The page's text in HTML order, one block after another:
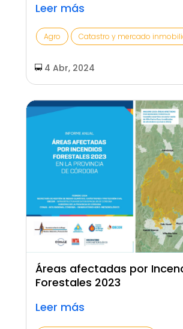
Leer más
Agro Catastro y mercado
4 Abr, 2024
Áreas afectadas por
Forestales 2023
Leer más